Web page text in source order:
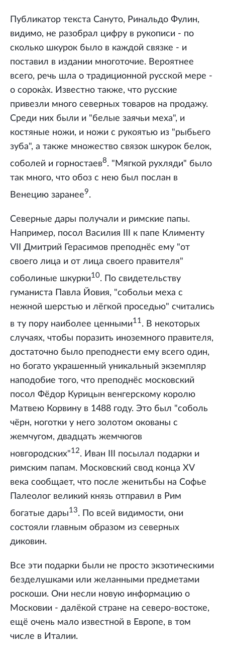
Публикатор текста Сануто, Ринальдо Фулин,
видимо, не разобрал цифру в рукописи - по
сколько шкурок было в каждой связке - и
поставил в издании многоточие. Вероятнее
всего, речь шла о традиционной русской мере -
о сорокàх. Известно также, что русские
привезли много северных товаров на продажу.
Среди них были и "белые заячьи меха", и
костяные ножи, и ножи с рукоятью из "рыбьего
зуба", а также множество связок шкурок белок,
соболей и горностаев8. "Мягкой рухляди" было
так много, что обоз с нею был послан в
Венецию заранее9.
Северные дары получали и римские папы.
Например, посол Василия III к папе Клименту
VII Дмитрий Герасимов преподнёс ему "от
своего лица и от лица своего правителя"
соболиные шкурки10. По свидетельству
гуманиста Павла Йовия, "собольи меха с
нежной шерстью и лёгкой проседью" считались
в ту пору наиболее ценными11 . В некоторых
случаях, чтобы поразить иноземного правителя,
достаточно было преподнести ему всего один,
но богато украшенный уникальный экземпляр
наподобие того, что преподнёс московский
посол Фёдор Курицын венгерскому королю
Матвею Корвину в 1488 году. Это был "соболь
чёрн, ноготки у него золотом окованы с
жемчугом, двадцать жемчюгов
новгородских"12. Иван III посылал подарки и
римским папам. Московский свод конца XV
века сообщает, что после женитьбы на Софье
Палеолог великий князь отправил в Рим
богатые дары13. По всей видимости, они
состояли главным образом из северных
диковин.
Все эти подарки были не просто экзотическими
безделушками или желанными предметами
роскоши. Они несли новую информацию о
Московии - далёкой стране на северо-востоке,
ещё очень мало известной в Европе, в том
числе в Италии.